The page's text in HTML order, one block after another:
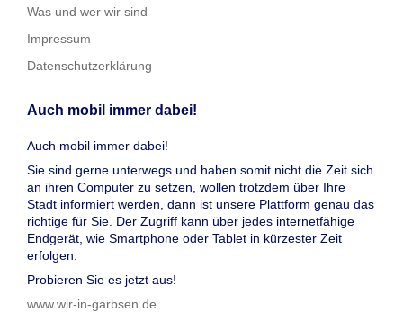
Was und wer wir sind
Impressum
Datenschutzerklärung
Auch mobil immer dabei!
Auch mobil immer dabei!
Sie sind gerne unterwegs und haben somit nicht die Zeit sich
an ihren Computer zu setzen, wollen trotzdem über Ihre
Stadt informiert werden, dann ist unsere Plattform genau das
richtige für Sie. Der Zugriff kann über jedes internetfähige
Endgerät, wie Smartphone oder Tablet in kürzester Zeit
erfolgen.
Probieren Sie es jetzt aus!
www.wir-in-garbsen.de